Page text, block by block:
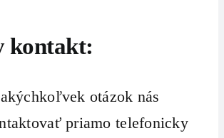
kontakt:
otázok nás
priamo telefonicky